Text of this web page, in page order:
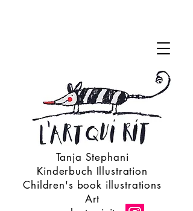
Tanja Stephani
Kinderbuch Illustration
Children's book illustrations
Art